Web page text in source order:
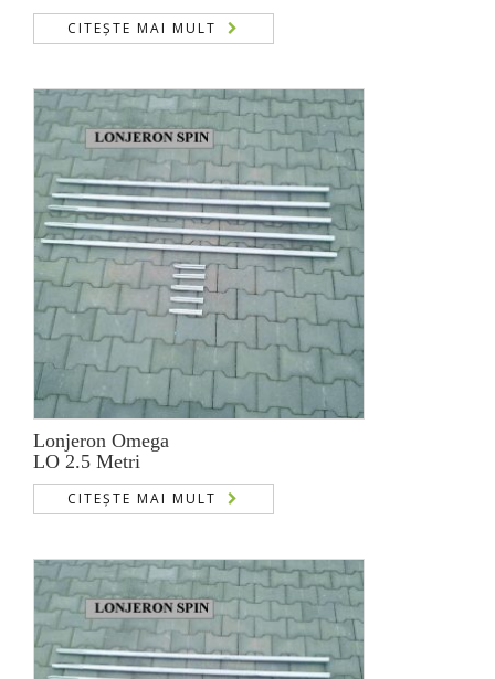
CITEȘTE MAI MULT
Lonjeron Omega
LO 2.5 Metri
CITEȘTE MAI MULT